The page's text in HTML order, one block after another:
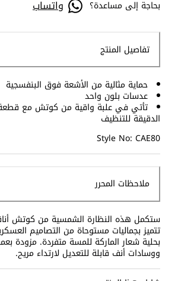
بحاجة إلى مساعدة؟ واتساب
تفاصيل المنتج
حماية مثالية من الأشعة فوق البنفسجية
عدسات بلون واحد
تأتي في علبة واقية من كوتش مع
الدقيقة للتنظيف
Style No: CAE80
ملاحظات المحرر
ستكمل هذه النظارة الشمسية من كوتش
تتميز بجماليات مستوحاة من التصاميم
بحلية شعار الماركة للمسة متفردة. مزودة
ووسادات أنف قابلة للتعديل لارتداء مريح.